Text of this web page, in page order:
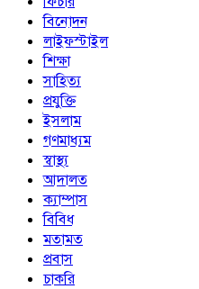
বিনোদন
লাইফস্টাইল
শিক্ষা
সাহিত্য
প্রযুক্তি
ইসলাম
গণমাধ্যম
স্বাস্থ্য
আদালত
ক্যাম্পাস
বিবিধ
মতামত
প্রবাস
চাকরি